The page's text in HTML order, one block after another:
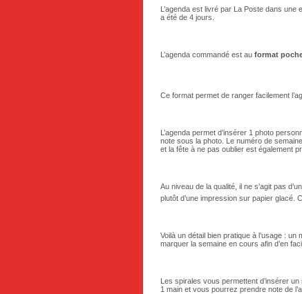
L’agenda est livré par La Poste dans
a été de 4 jours.
L’agenda commandé est au format
Ce format permet de ranger facilement
L’agenda permet d’insérer 1 photo
note sous la photo. Le numéro de
et la fête à ne pas oublier est également
Au niveau de la qualité, il ne s’agit pas
plutôt d’une impression sur papier glacé.
Voilà un détail bien pratique à l’usage :
marquer la semaine en cours afin d’en
Les spirales vous permettent d’insérer un
1 main et vous pourrez prendre note de